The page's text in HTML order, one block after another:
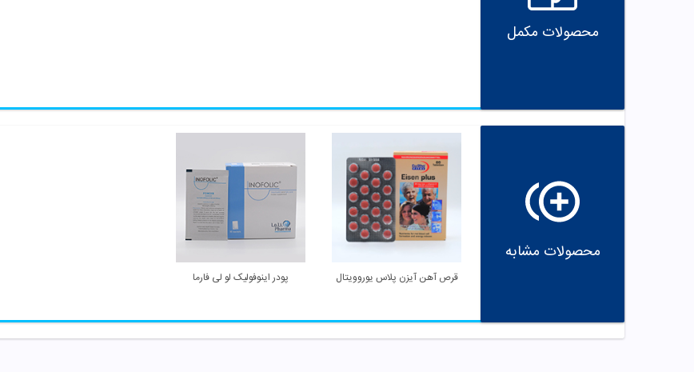
محصولات مکمل
محصولات مشابه
قرص آهن آیزن پلاس یوروویتال پودر اینوفولیک لو لی فارما